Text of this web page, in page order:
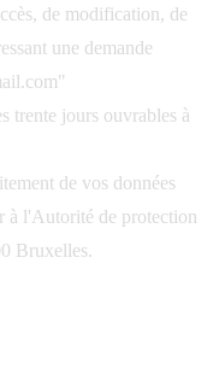
de modification, de
une demande
trente jours ouvrables à
de vos données
à l'Autorité de protection
Bruxelles.